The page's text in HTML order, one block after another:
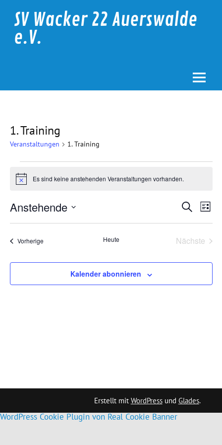
contentSV Wacker 22 Auerswalde
e.V.
1. Training
Veranstaltungen 1. Training
Veranstaltungen
HinweisEs sind keine anstehenden Veranstaltungen vorhanden.
Suche
Ansichten,
Navigation
Suche Liste
Anstehende
wählen.
VorherigeVeranstaltungen Heute
Nächste
Kalender abonnieren
Erstellt mit WordPressund Glades.
WordPress Cookie Plugin von Real Cookie Banner